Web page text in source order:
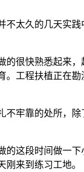
久的几天实践
很快熟悉起来，
工程扶植正在
牢靠的处所，除
这段时间做一下
来到练习工地。